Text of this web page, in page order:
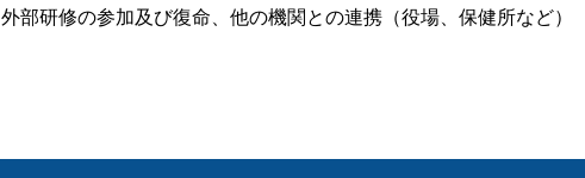
外部研修の参加及び復命、他の機関との連携（役場、保健所など）